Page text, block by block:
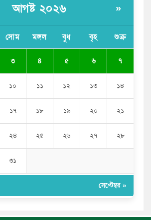
আগষ্ট ২০২৬ »
সোম মঙ্গল বুধ বৃহ শুক্র
৩ ৪ ৫ ৬ ৭
১০ ১১ ১২ ১৩ ১৪
১৭ ১৮ ১৯ ২০ ২১
২৪ ২৫ ২৬ ২৭ ২৮
৩১
সেপ্টেম্বর »